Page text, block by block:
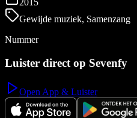
Gewijde muziek, Samenzang
Nummer
Luister direct op Sevenfy
Open App & Luister